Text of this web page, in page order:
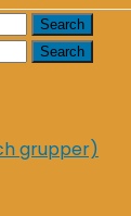
grupper)